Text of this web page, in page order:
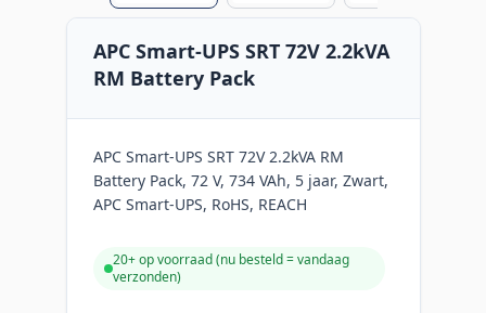
APC Smart-UPS SRT 72V 2.2kVA
RM Battery Pack
APC Smart-UPS SRT 72V 2.2kVA RM
Battery Pack, 72 V, 734 VAh, 5 jaar, Zwart,
APC Smart-UPS, RoHS, REACH
20+ op voorraad (nu besteld = vandaag
verzonden)